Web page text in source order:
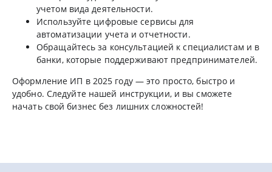
учетом вида деятельности.
Используйте цифровые сервисы для
автоматизации учета и отчетности.
Обращайтесь за консультацией к специалистам и в
банки, которые поддерживают предпринимателей.
Оформление ИП в 2025 году — это просто, быстро и
удобно. Следуйте нашей инструкции, и вы сможете
начать свой бизнес без лишних сложностей!